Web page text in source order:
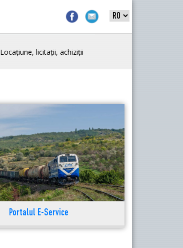
Locațiune, licitații, achiziții
Portalul E-Service